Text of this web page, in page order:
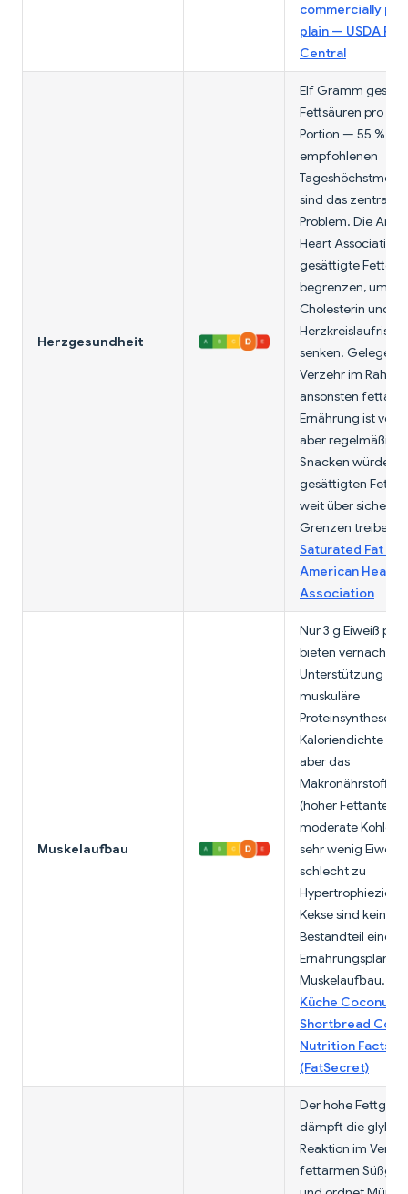
commercially
plain — USDA
Central
Herzgesundheit
Elf Gramm
Fettsäuren pro 2-
Portion — 55 % der
empfohlenen
sind das zentrale
Problem. Die
Heart Association
gesättigte Fette
begrenzen, um
Cholesterin und
senken.
Verzehr im
ansonsten
Ernährung ist
aber regelmäßiges
Snacken würde
gesättigten
weit über sichere
Grenzen treiben.
Saturated Fat —
American Heart
Association
Muskelaufbau
Nur 3 g Eiweiß pro
bieten
Unterstützung für
muskuläre
Proteinsynthese.
Kaloriendichte ist
aber das
(hoher Fettanteil,
moderate
sehr wenig
schlecht zu
Kekse sind kein
Bestandteil eines
Ernährungsplans
Muskelaufbau.
Küche Coconut
Shortbread
Nutrition Facts
(FatSecret)
Der hohe
dämpft die
Reaktion im
fettarmen